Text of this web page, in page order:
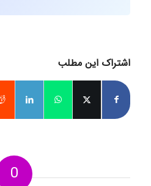
اشتراک این مطلب
0